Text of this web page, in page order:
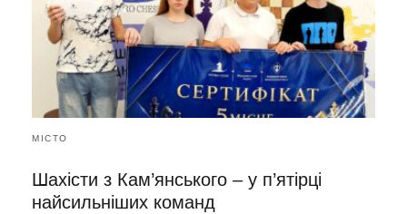
МІСТО
Шахісти з Кам’янського – у п’ятірці
найсильніших команд